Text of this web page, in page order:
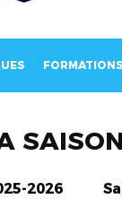
FORMATIONS
SAISON
2026